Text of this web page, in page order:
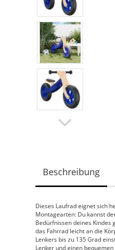
Beschreibung
Dieses Laufrad eignet sich
Montagearten: Du kannst
Bedürfnissen deines Kindes
das Fahrrad leicht an die
Lenkers bis zu 135 Grad
Lenker und einen